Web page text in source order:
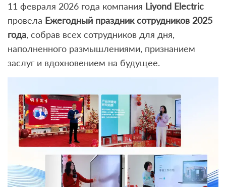
11 февраля 2026 года компания Liyond Electric
провела Ежегодный праздник сотрудников 2025
года, собрав всех сотрудников для дня,
наполненного размышлениями, признанием
заслуг и вдохновением на будущее.